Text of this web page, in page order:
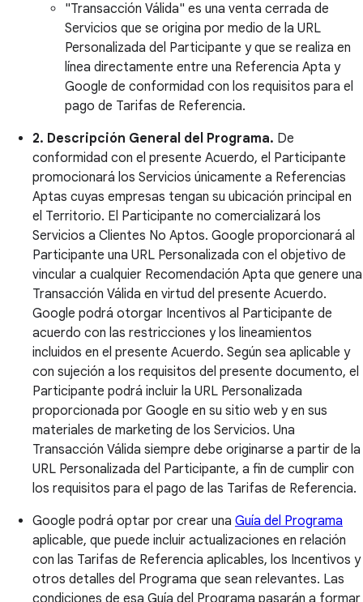
"Transacción Válida" es una venta cerrada de
Servicios que se origina por medio de la URL
Personalizada del Participante y que se realiza en
línea directamente entre una Referencia Apta y
Google de conformidad con los requisitos para el
pago de Tarifas de Referencia.
2. Descripción General del Programa. De
conformidad con el presente Acuerdo, el Participante
promocionará los Servicios únicamente a Referencias
Aptas cuyas empresas tengan su ubicación principal en
el Territorio. El Participante no comercializará los
Servicios a Clientes No Aptos. Google proporcionará al
Participante una URL Personalizada con el objetivo de
vincular a cualquier Recomendación Apta que genere una
Transacción Válida en virtud del presente Acuerdo.
Google podrá otorgar Incentivos al Participante de
acuerdo con las restricciones y los lineamientos
incluidos en el presente Acuerdo. Según sea aplicable y
con sujeción a los requisitos del presente documento, el
Participante podrá incluir la URL Personalizada
proporcionada por Google en su sitio web y en sus
materiales de marketing de los Servicios. Una
Transacción Válida siempre debe originarse a partir de la
URL Personalizada del Participante, a fin de cumplir con
los requisitos para el pago de las Tarifas de Referencia.
Google podrá optar por crear una Guía del Programa
aplicable, que puede incluir actualizaciones en relación
con las Tarifas de Referencia aplicables, los Incentivos y
otros detalles del Programa que sean relevantes. Las